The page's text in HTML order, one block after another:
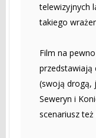
telewizyjnych
takiego
Film na
przedstawiają
(swoją drogą,
Seweryn i
scenariusz